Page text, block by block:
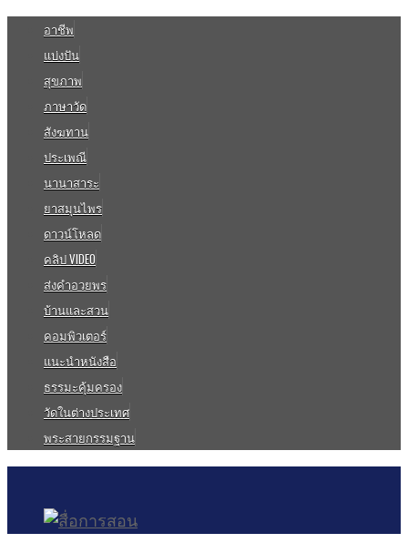
อาชีพ
แบ่งปัน
สุขภาพ
ภาษาวัด
สังฆทาน
ประเพณี
นานาสาระ
ยาสมุนไพร
ดาวน์โหลด
คลิป VIDEO
ส่งคำอวยพร
บ้านและสวน
คอมพิวเตอร์
แนะนำหนังสือ
ธรรมะคุ้มครอง
วัดในต่างประเทศ
พระสายกรรมฐาน